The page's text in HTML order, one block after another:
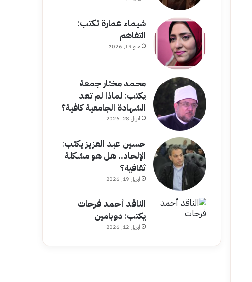
شيماء عمارة تكتب:
التفاهم
مايو 19, 2026
محمد مختار جمعة
يكتب: لماذا لم تعد
الشهادة الجامعية كافية؟
أبريل 28, 2026
حسين عبد العزيز يكتب:
الإلحاد.. هل هو مشكلة
ثقافية؟
أبريل 19, 2026
الناقد أحمد فرحات
يكتب: دوبامين
أبريل 12, 2026